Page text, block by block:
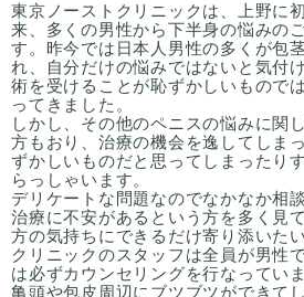
東京ノーストクリニックは、上野に
来、多くの男性から下半身の悩みの
す。昨今では日本人男性の多くが包
れ、自分だけの悩みではないと気付
術を受けることが恥ずかしいもので
ってきました。
しかし、その他のペニスの悩みに関
方もおり、治療の機会を逸してしま
ずかしいものだと思ってしまったり
らっしゃいます。
デリケートな問題なのでなかなか相
治療に不安があるという方を多く見
方の気持ちにできるだけ寄り添いた
クリニックのスタッフは全員が男性
は必ずカウンセリングを行なっていま
亀頭や包皮周辺にブツブツができて